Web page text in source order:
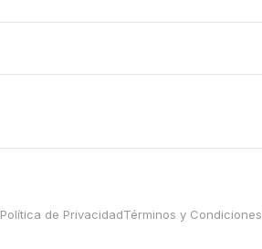
Política de PrivacidadTérminos y Condiciones